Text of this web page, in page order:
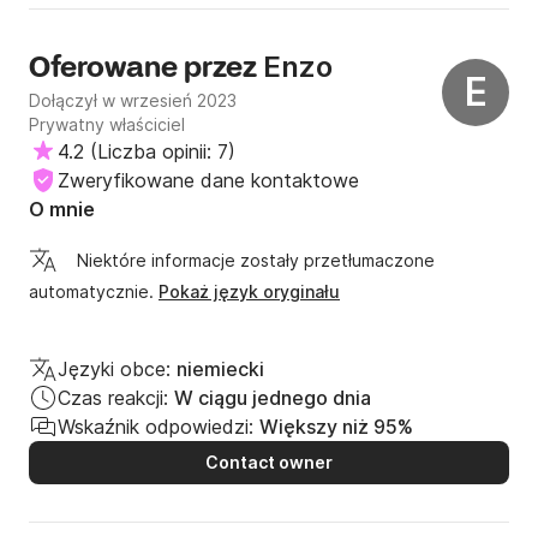
E
Oferowane przez Enzo
Dołączył w wrzesień 2023
Prywatny właściciel
4.2 (Liczba opinii: 7)
Zweryfikowane dane kontaktowe
O mnie
Niektóre informacje zostały przetłumaczone
automatycznie. Pokaż język oryginału
Języki obce: niemiecki
Czas reakcji: W ciągu jednego dnia
Wskaźnik odpowiedzi: Większy niż 95%
Contact owner